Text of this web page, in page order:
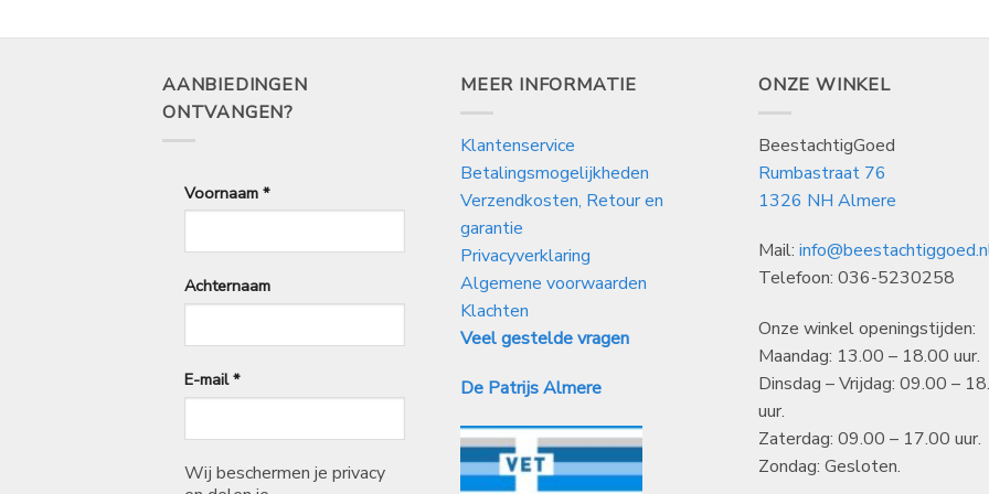
AANBIEDINGEN
ONTVANGEN?
Voornaam *
Achternaam
E-mail*
Wij beschermen je privacy
MEER INFORMATIE
Klantenservice
Betalingsmogelijkheden
Verzendkosten, Retour en
garantie
Privacyverklaring
Algemene voorwaarden
Klachten
Veel gestelde vragen
De Patrijs Almere
ONZE WINKEL
BeestachtigGoed
Rumbastraat 76
1326 NH Almere
Mail:
Telefoon: 036-5230258
Onze winkel openingstijden:
Maandag: 13.00 – 18.00 uur.
Dinsdag – Vrijdag: 09.00 –
uur.
Zaterdag: 09.00 – 17.00 uur.
Zondag: Gesloten.